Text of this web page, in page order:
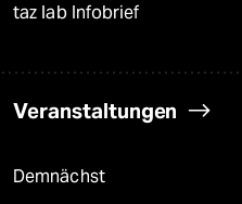
taz lab Infobrief
Veranstaltungen
Demnächst